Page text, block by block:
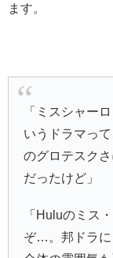
ます。
「ミスシャー
いうドラマっ
のグロテスクさ
だったけど」
「Huluのミス
ぞ…。邦ドラに